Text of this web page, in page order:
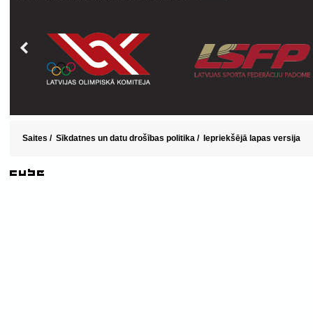
Saites / Sīkdatnes un datu drošības politika / Iepriekšējā lapas versija